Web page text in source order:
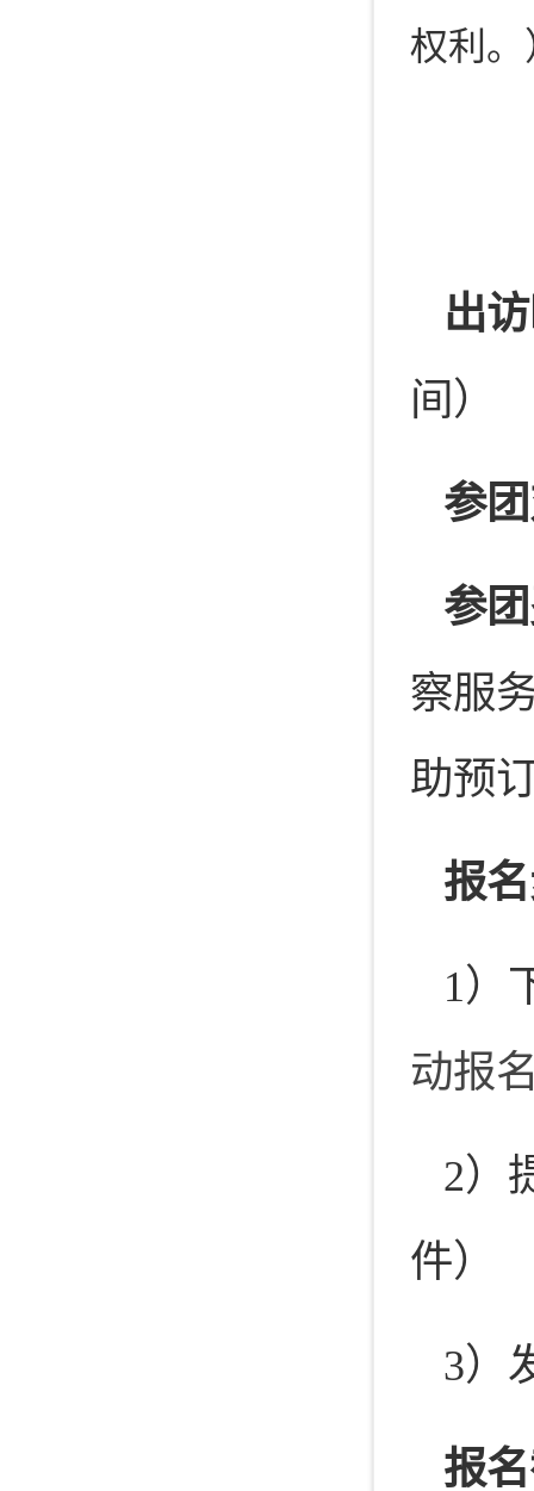
权利。
出
间）
参
参
察服
助预
报
1）
动报
2）
件）
3）
报